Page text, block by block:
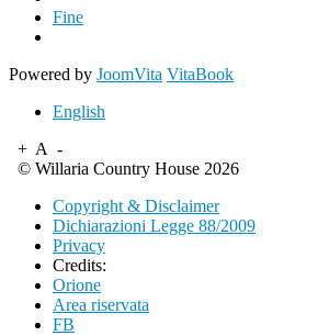
Fine
Powered by JoomVita VitaBook
English
+ A -
© Willaria Country House 2026
Copyright & Disclaimer
Dichiarazioni Legge 88/2009
Privacy
Credits:
Orione
Area riservata
FB